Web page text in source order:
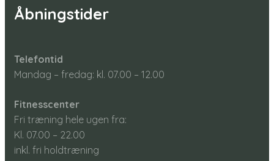
Åbningstider
Telefontid
Mandag – fredag: kl. 07.00 – 12.00​
Fitnesscenter
Fri træning hele ugen fra:
Kl. 07.00 – 22.00​
inkl. fri holdtræning